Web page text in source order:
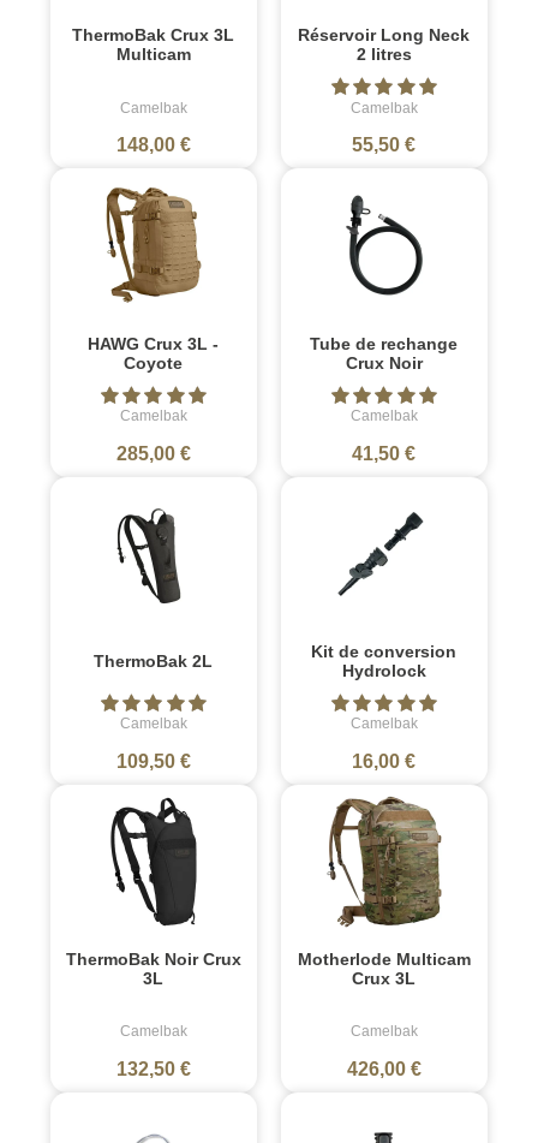
ThermoBak Crux 3L
Multicam
Camelbak
148,00 €
Réservoir Long Neck
2 litres
Camelbak
55,50 €
HAWG Crux 3L -
Coyote
Camelbak
285,00 €
Tube de rechange
Crux Noir
Camelbak
41,50 €
ThermoBak 2L
Camelbak
109,50 €
Kit de conversion
Hydrolock
Camelbak
16,00 €
ThermoBak Noir Crux
3L
Camelbak
132,50 €
Motherlode Multicam
Crux 3L
Camelbak
426,00 €